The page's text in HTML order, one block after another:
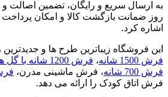
روز ضمانت بازگشت کالا و امکان پرداخت
اشاره کرد.
این فروشگاه زیباترین طرح ها و
فرش 1500 شانه
، فرش 1200 شانه با گل های برجسته
فرش 700 شانه
، فرش ماشینی مدرن،
فرش اتاق کودک را ارائه می دهد.